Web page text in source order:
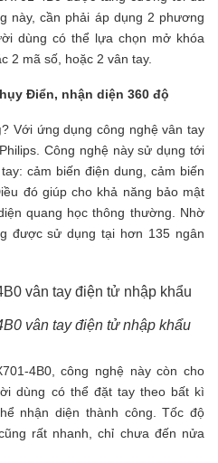
này, cần phải áp dụng 2 phương
dùng có thể lựa chọn mở khóa
2 mã số, hoặc 2 vân tay.
Điển, nhận diện 360 độ
? Với ứng dụng công nghệ vân tay
Công nghệ này sử dụng tới
cảm biến điện dung, cảm biến
đó giúp cho khả năng bảo mật
quang học thông thường. Nhờ
được sử dụng tại hơn 135 ngân
vân tay điện tử nhập khẩu
4B0, công nghệ này còn cho
dùng có thể đặt tay theo bất kì
nhận diện thành công. Tốc độ
rất nhanh, chỉ chưa đến nửa